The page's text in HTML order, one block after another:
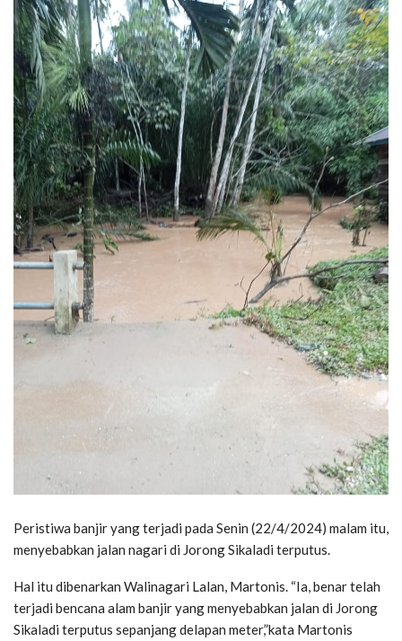
Peristiwa banjir yang terjadi pada Senin (22/4/2024) malam itu,
menyebabkan jalan nagari di Jorong Sikaladi terputus.
Hal itu dibenarkan Walinagari Lalan, Martonis. “Ia, benar telah
terjadi bencana alam banjir yang menyebabkan jalan di Jorong
Sikaladi terputus sepanjang delapan meter,”kata Martonis